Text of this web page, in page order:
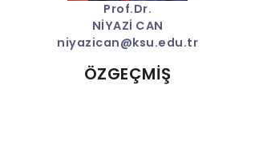
Prof.Dr.
NİYAZİ CAN
niyazican@ksu.edu.tr
ÖZGEÇMİŞ